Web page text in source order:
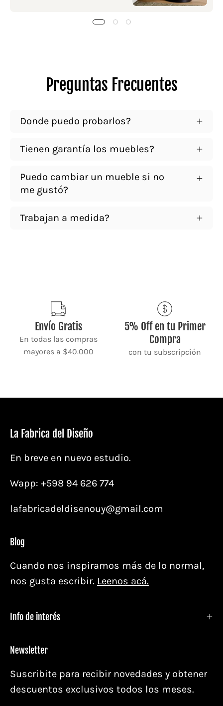
Preguntas Frecuentes
Donde puedo probarlos?
Tienen garantía los muebles?
Puedo cambiar un mueble si no
me gustó?
Trabajan a medida?
Envío Gratis
En todas las compras
mayores a $40.000
5% Off en tu Primer
Compra
con tu subscripción
La Fabrica del Diseño
En breve en nuevo estudio.
Wapp: +598 94 626 774
lafabricadeldisenouy@gmail.com
Blog
Cuando nos inspiramos más de lo normal,
nos gusta escribir. Leenos acá.
Info de interés
Newsletter
Suscribite para recibir novedades y obtener
descuentos exclusivos todos los meses.